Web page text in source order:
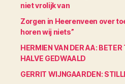
niet vrolijk van
Zorgen in Heerenveen over
horen wij niets”
HERMIEN VAN DER AA:
HALVE GEDWAALD
GERRIT WIJNGAARDEN: